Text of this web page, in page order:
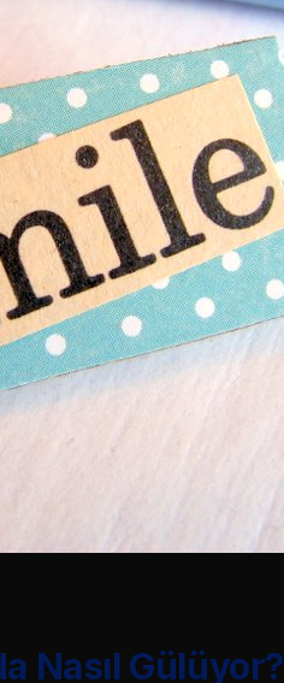
Nasıl Gülüyor?